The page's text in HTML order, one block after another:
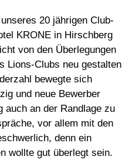
20 jährigen Club-
KRONE in Hirschberg
von den Überlegungen
Lions-Clubs neu gestalten
bewegte sich
und neue Bewerber
auch an der Randlage zu
vor allem mit den
denn ein
wollte gut überlegt sein.